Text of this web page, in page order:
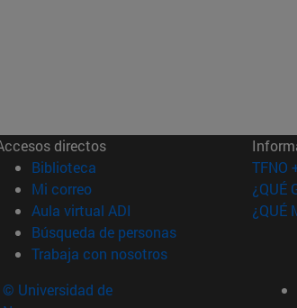
directos
Biblioteca (abre en nueva ventana)
Mi correo(abre en nueva ventana)
Aula virtual ADI (abre en nueva ventana)
Búsqueda de personas(abre en nueva
Trabaja con nosotros(abre en nueva
TFNO
¿QUÉ
¿QUÉ
© Universidad de